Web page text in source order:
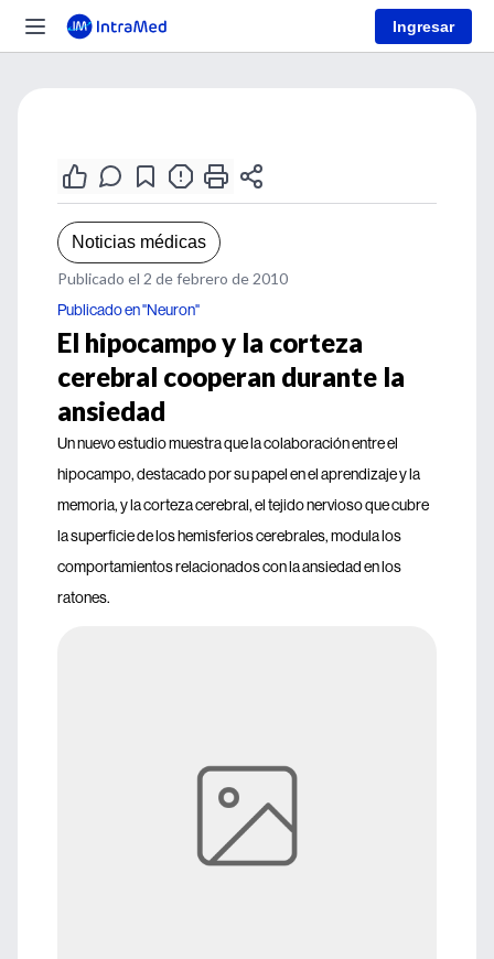
Ingresar
Noticias médicas
Publicado el 2 de febrero de 2010
Publicado en "Neuron"
El hipocampo y la corteza
cerebral cooperan durante la
ansiedad
Un nuevo estudio muestra que la colaboración entre el
hipocampo, destacado por su papel en el aprendizaje y la
memoria, y la corteza cerebral, el tejido nervioso que cubre
la superficie de los hemisferios cerebrales, modula los
comportamientos relacionados con la ansiedad en los
ratones.